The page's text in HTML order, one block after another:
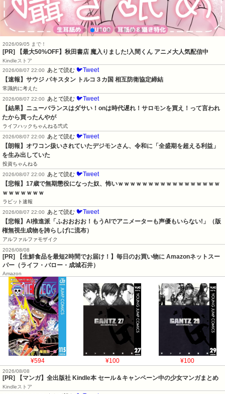
2026/09/05 まで！
[PR] 【最大50%OFF】秋田書店 魔入りました!入間くん アニメ大人気配信中
Kindleストア
2026/08/07 22:00 あとで読む 🐦Tweet
【速報】サウジ パキスタン トルコ３カ国 相互防衛協定締結
常識的に考えた
2026/08/07 22:00 あとで読む 🐦Tweet
【結果】ニューバランスはダサい！onは時代遅れ！サロモンを買え！って言われ
たから買ったんやが
ライフハックちゃんねる弐式
2026/08/07 22:00 あとで読む 🐦Tweet
【朗報】オワコン扱いされていたデジモンさん、令和に「全盛期を超える利益」
を生み出していた
投資ちゃんねる
2026/08/07 22:00 あとで読む 🐦Tweet
【悲報】17歳で無期懲役になった奴、怖いｗｗｗｗｗｗｗｗｗｗｗｗｗｗｗｗｗ
ｗｗｗｗｗｗｗ
ラビット速報
2026/08/07 22:00 あとで読む 🐦Tweet
【悲報】AI推進派「ふおおおお！もうAIでアニメーターも声優もいらない!」（版
権無視生成物を誇らしげに流布）
アルファルファモザイク
2026/08/08
[PR] 【生鮮食品を最短2時間でお届け！】毎日のお買い物に Amazonネットスー
パー（ライフ・バロー・成城石井）
Amazon
¥594 ¥100 ¥100
2026/08/08
[PR] 【マンガ】全出版社 Kindle本 セール＆キャンペーン中の少女マンガまとめ
Kindleストア